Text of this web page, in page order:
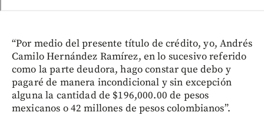
“Por medio del presente título de crédito, yo, Andrés
Camilo Hernández Ramírez, en lo sucesivo referido
como la parte deudora, hago constar que debo y
pagaré de manera incondicional y sin excepción
alguna la cantidad de $196,000.00 de pesos
mexicanos o 42 millones de pesos colombianos”.